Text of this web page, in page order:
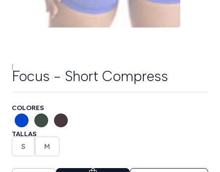
|
Focus - Short Compress
COLORES
TALLAS
S M